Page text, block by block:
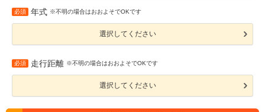
必須 年式 ※不明の場合はおおよそでOKです
選択してください
必須 走行距離 ※不明の場合はおおよそでOKです
選択してください